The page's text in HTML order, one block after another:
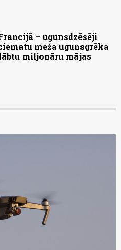
– ugunsdzēsēji
meža ugunsgrēka
miljonāru mājas